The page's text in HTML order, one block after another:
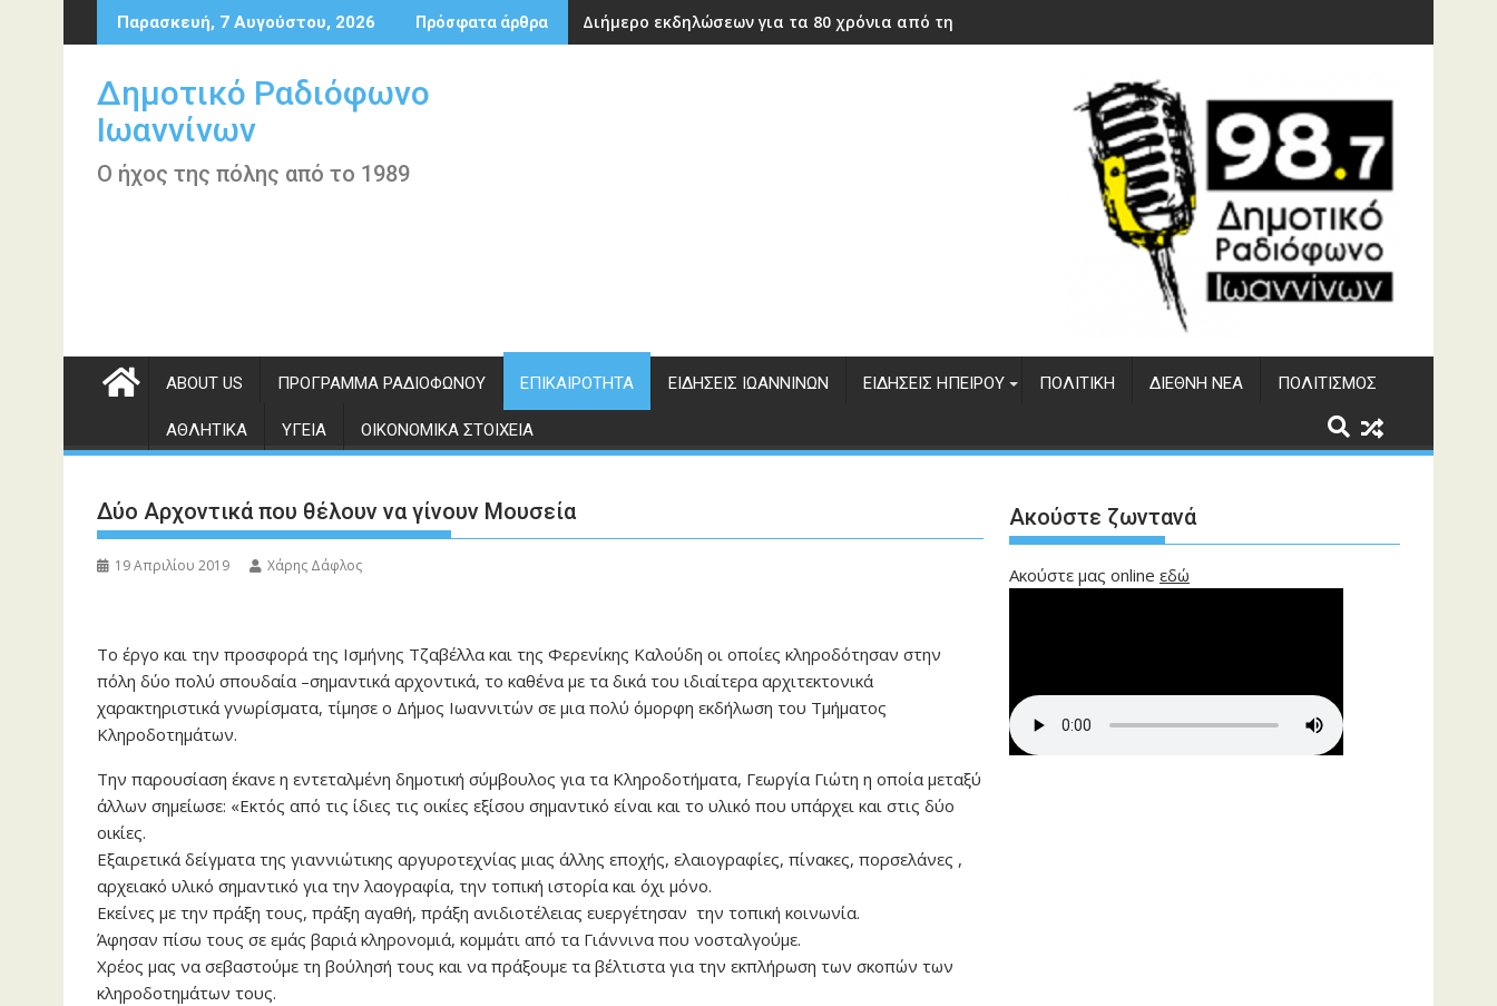
Περάστε
στο
Παρασκευή, 7 Αυγούστου, 2026 Πρόσφατα άρθρα Διήμερο εκδηλώσεων για τα 80 χρόνια από την ίδρυση του ΔΣΕ
Δημοτικό Ραδιόφωνο
Ιωαννίνων
Ο ήχος της πόλης από το 1989
ABOUT US ΠΡΌΓΡΑΜΜΑ ΡΑΔΙΟΦΏΝΟΥ ΕΠΙΚΑΙΡΌΤΗΤΑ ΕΙΔΉΣΕΙΣ ΙΩΑΝΝΊΝΩΝ ΕΙΔΉΣΕΙΣ ΗΠΕΊΡΟΥ ΠΟΛΙΤΙΚΉ ΔΙΕΘΝΉ ΝΈΑ ΠΟΛΙΤΙΣΜΌΣ
ΑΘΛΗΤΙΚΆ ΥΓΕΊΑ ΟΙΚΟΝΟΜΙΚΆ ΣΤΟΙΧΕΊΑ
Δύο Αρχοντικά που θέλουν να γίνουν Μουσεία
19 Απριλίου 2019 Χάρης Δάφλος
Το έργο και την προσφορά της Ισμήνης Τζαβέλλα και της Φερενίκης Καλούδη οι οποίες κληροδότησαν στην
πόλη δύο πολύ σπουδαία –σημαντικά αρχοντικά, το καθένα με τα δικά του ιδιαίτερα αρχιτεκτονικά
χαρακτηριστικά γνωρίσματα, τίμησε ο Δήμος Ιωαννιτών σε μια πολύ όμορφη εκδήλωση του Τμήματος
Κληροδοτημάτων.
Την παρουσίαση έκανε η εντεταλμένη δημοτική σύμβουλος για τα Κληροδοτήματα, Γεωργία Γιώτη η οποία μεταξύ
άλλων σημείωσε: «Εκτός από τις ίδιες τις οικίες εξίσου σημαντικό είναι και το υλικό που υπάρχει και στις δύο
οικίες.
Εξαιρετικά δείγματα της γιαννιώτικης αργυροτεχνίας μιας άλλης εποχής, ελαιογραφίες, πίνακες, πορσελάνες ,
αρχειακό υλικό σημαντικό για την λαογραφία, την τοπική ιστορία και όχι μόνο.
Εκείνες με την πράξη τους, πράξη αγαθή, πράξη ανιδιοτέλειας ευεργέτησαν την τοπική κοινωνία.
Άφησαν πίσω τους σε εμάς βαριά κληρονομιά, κομμάτι από τα Γιάννινα που νοσταλγούμε.
Χρέος μας να σεβαστούμε τη βούλησή τους και να πράξουμε τα βέλτιστα για την εκπλήρωση των σκοπών των
κληροδοτημάτων τους.
Ακούστε ζωντανά
Ακούστε μας online εδώ